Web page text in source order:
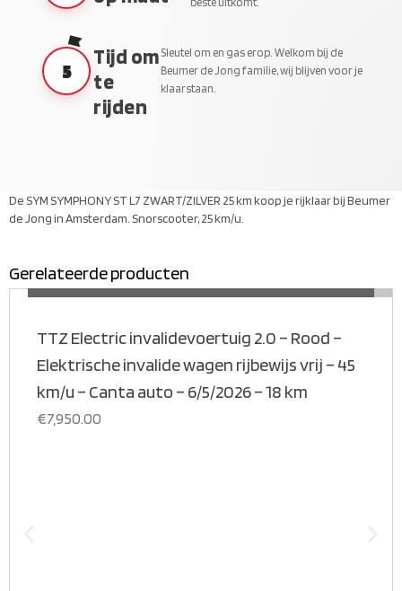
5
Tijd om
te
rijden
Sleutel om en gas erop. Welkom bij de
Beumer de Jong familie, wij blijven voor je
klaarstaan.
De SYM SYMPHONY ST L7 ZWART/ZILVER 25 km koop je rijklaar bij Beumer
de Jong in Amsterdam. Snorscooter, 25 km/u.
Gerelateerde productenMEER INFORMATIE
TTZ Electric invalidevoertuig 2.0 – Rood –
Elektrische invalide wagen rijbewijs vrij – 45
km/u – Canta auto – 6/5/2026 – 18 km
€7,950.00